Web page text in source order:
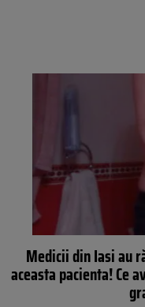
Medicii din Iasi au
aceasta pacienta! Ce